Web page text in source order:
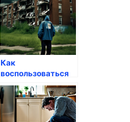
Как
воспользоваться
услугами
государственных
учреждений через
онлайн-сервисы